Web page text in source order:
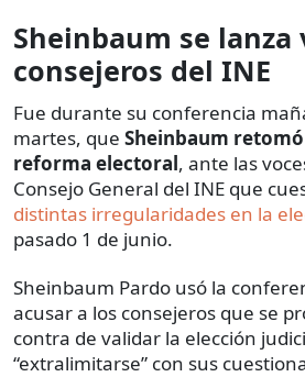
Sheinbaum se lanza
consejeros del INE
Fue durante su conferencia
martes, que Sheinbaum
reforma electoral, ante las
Consejo General del INE que
distintas irregularidades en la
pasado 1 de junio.
Sheinbaum Pardo usó la
acusar a los consejeros que se
contra de validar la elección
“extralimitarse” con sus